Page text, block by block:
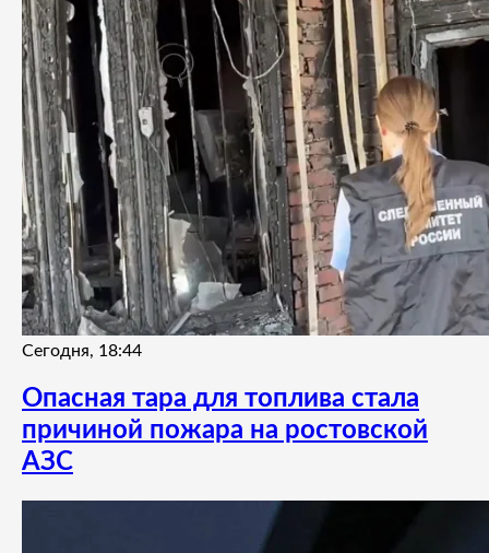
Сегодня, 18:44
Опасная тара для топлива стала
причиной пожара на ростовской
АЗС